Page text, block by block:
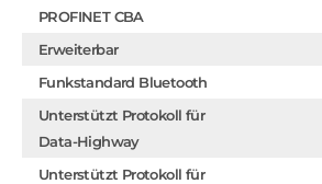
PROFINET CBA
Erweiterbar
Funkstandard Bluetooth
Unterstützt Protokoll für
Data-Highway
Unterstützt Protokoll für